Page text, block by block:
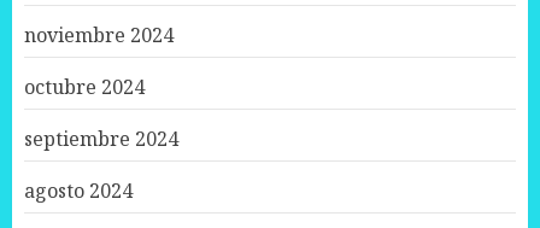
noviembre 2024
octubre 2024
septiembre 2024
agosto 2024